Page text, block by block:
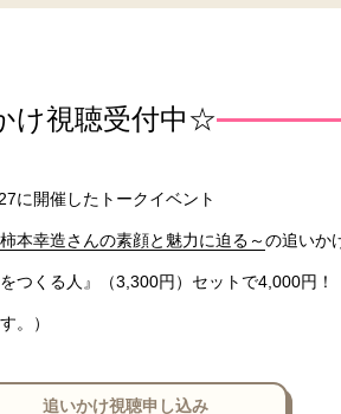
け視聴受付中☆
に開催したトークイベント
本幸造さんの素顔と魅力に迫る～の追いか
つくる人』（3,300円）セットで4,000円
。）
追いかけ視聴申し込み